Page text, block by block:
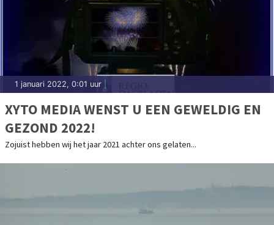
1 januari 2022, 0:01 uur
XYTO MEDIA WENST U EEN GEWELDIG EN
GEZOND 2022!
Zojuist hebben wij het jaar 2021 achter ons gelaten...